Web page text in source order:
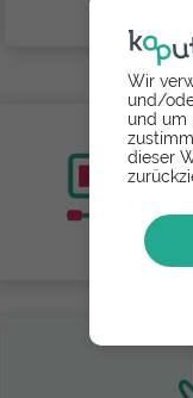
Wir
und/
und um
dieser